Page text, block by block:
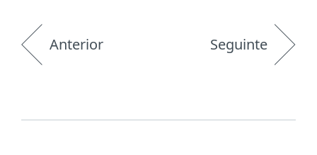
Anterior Seguinte